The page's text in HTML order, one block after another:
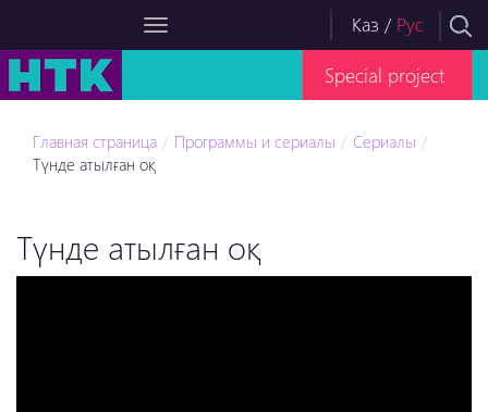
Каз / Рус
Special project
Главная страница Программы и сериалы
Сериалы
Түнде атылған оқ
Түнде атылған оқ